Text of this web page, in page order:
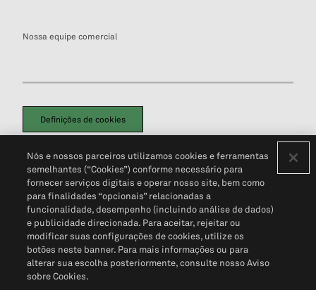
Nossa equipe comercial
Definições de cookies
Política de PrivacidadePortal de privacidade do cliente (em inglês)
Não Venda Minhas Informações Pessoais© 2026 S&P Global
Nós e nossos parceiros utilizamos cookies e ferramentas
semelhantes (“Cookies”) conforme necessário para
fornecer serviços digitais e operar nosso site, bem como
para finalidades “opcionais” relacionadas a
funcionalidade, desempenho (incluindo análise de dados)
e publicidade direcionada. Para aceitar, rejeitar ou
modificar suas configurações de cookies, utilize os
botões neste banner. Para mais informações ou para
alterar sua escolha posteriormente, consulte nosso Aviso
sobre Cookies.